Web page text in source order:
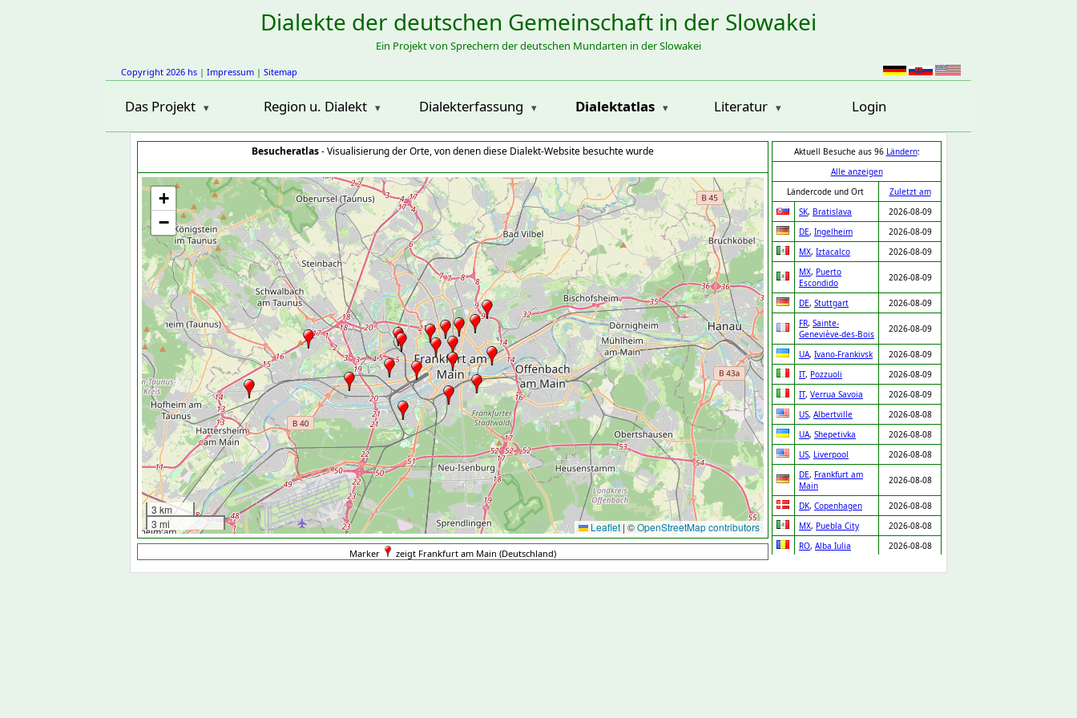
Dialekte der deutschen Gemeinschaft in der Slowakei
Ein Projekt von Sprechern der deutschen Mundarten in der Slowakei
Copyright 2026 hs | Impressum | Sitemap
Das Projekt Region u. Dialekt Dialekterfassung Dialektatlas Literatur Login
Besucheratlas- Visualisierung der Orte, von denen diese Dialekt-Website besuchte wurde
+
−
3 km
3 mi
Leaflet | ©OpenStreetMap contributors
Aktuell Besuche aus 96 Ländern:
Alle anzeigen
Ländercode und Ort
Zuletzt am
SK, Bratislava
2026-08-09
DE, Ingelheim
2026-08-09
MX, Iztacalco
2026-08-09
MX, Puerto
Escondido
2026-08-09
DE, Stuttgart
2026-08-09
FR, Sainte-
Geneviève-des-Bois
2026-08-09
UA, Ivano-Frankivsk
2026-08-09
IT, Pozzuoli
2026-08-09
IT, Verrua Savoia
2026-08-09
US, Albertville
2026-08-08
UA, Shepetivka
2026-08-08
US, Liverpool
2026-08-08
DE, Frankfurt am
Main
2026-08-08
DK, Copenhagen
2026-08-08
MX, Puebla City
2026-08-08
RO, Alba Iulia
2026-08-08
Marker zeigt Frankfurt am Main (Deutschland)